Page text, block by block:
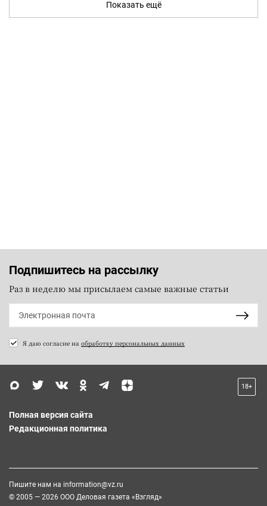
Показать ещё
Подпишитесь на рассылку
Раз в неделю мы присылаем самые важные статьи
Я даю согласие на обработку персональных данных
18+
Полная версия сайта
Редакционная политика
Пишите нам на information@vz.ru
© 2005 — 2026 ООО Деловая газета «Взгляд»